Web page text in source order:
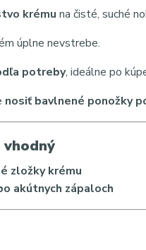
krému na čisté, suché
úplne nevstrebe.
potreby, ideálne po
nosiť bavlnené ponožky
zložky krému
akútnych zápaloch